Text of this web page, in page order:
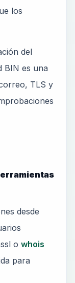
los
del
BIN es una
TLS y
desde
o whois
para